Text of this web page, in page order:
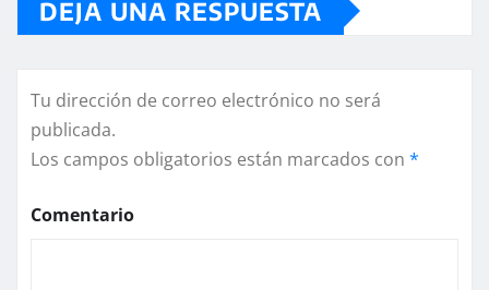
DEJA UNA RESPUESTA
Tu dirección de correo electrónico no será
publicada.
Los campos obligatorios están marcados con *
Comentario